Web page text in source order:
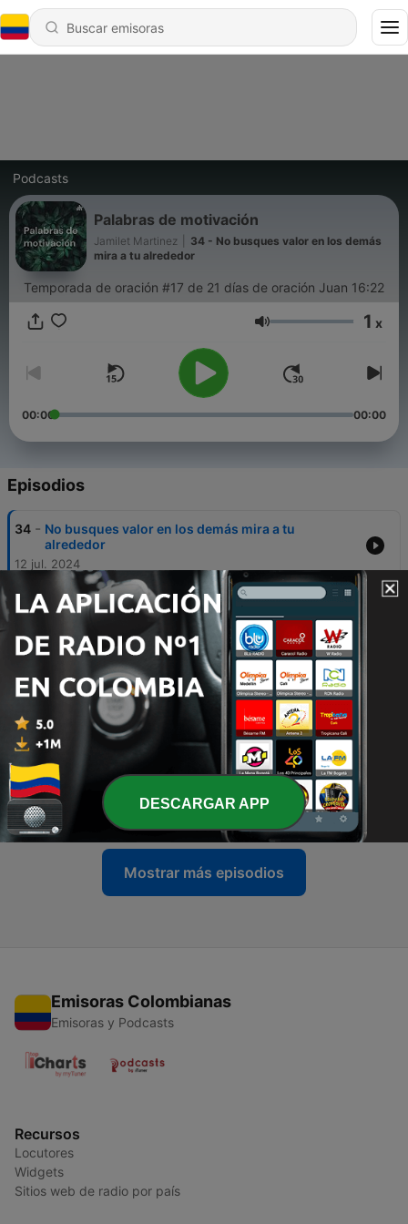
Podcasts
Palabras de motivación
Jamilet Martinez
34 - No busques valor en los demás
mira a tu alrededor
Temporada de oración #17 de 21 días de oración Juan 16:22
Volumen 1 x
00:00 00:00
Episodios
34 - No busques valor en los demás mira a tu
alrededor
12 jul. 2024
- Tu panorama no es tu final
32 - Que Dios te quiere quitar en el desierto para que
veas la fuente
09 jul. 2024
31 - Mateo 28:20
10 abr. 2024
30 - Cosas que suceden en nuestras vidas
05 abr. 2024
Mostrar más episodios
Emisoras Colombianas
Emisoras y Podcasts
Recursos
Locutores
Widgets
Sitios web de radio por país
DESCARGAR APP